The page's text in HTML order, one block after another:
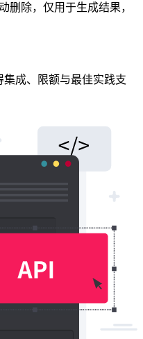
删除，仅用于生成结果，
成、限额与最佳实践支